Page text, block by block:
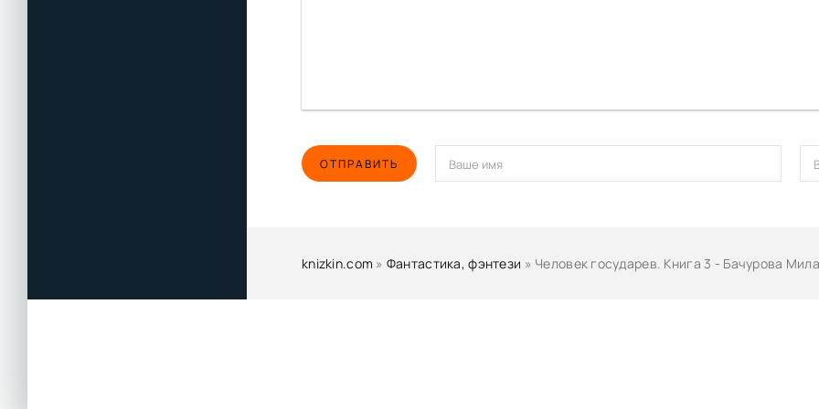
ОТПРАВИТЬ
knizkin.com » Фантастика, фэнтези » Человек государев. Книга 3 - Бачурова Мила